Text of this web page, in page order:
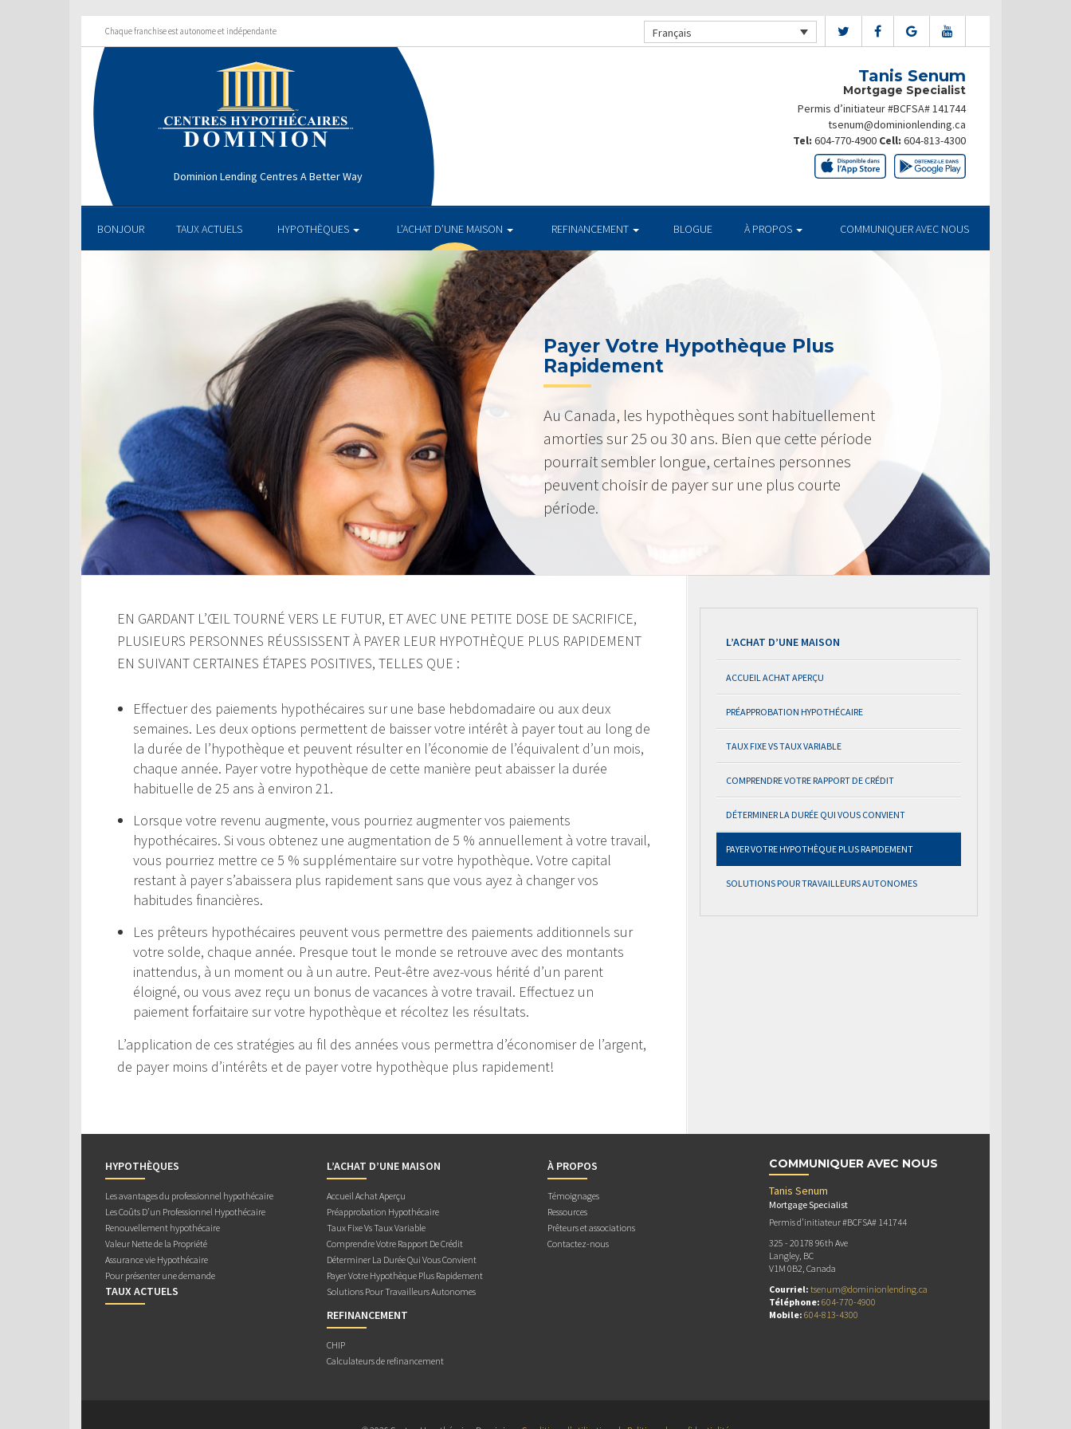
Chaque franchise est autonome et indépendante Français
Dominion Lending Centres A Better Way
Tanis Senum
Mortgage Specialist
Permis d’initiateur #BCFSA# 141744
tsenum@dominionlending.ca
Tel: 604-770-4900 Cell: 604-813-4300
BONJOUR TAUX ACTUELS HYPOTHÈQUES L’ACHAT D’UNE MAISON REFINANCEMENT BLOGUE À PROPOS COMMUNIQUER AVEC NOUS
Payer Votre Hypothèque Plus
Rapidement
Au Canada, les hypothèques sont habituellement
amorties sur 25 ou 30 ans. Bien que cette période
pourrait sembler longue, certaines personnes
peuvent choisir de payer sur une plus courte
période.
EN GARDANT L’ŒIL TOURNÉ VERS LE FUTUR, ET AVEC UNE PETITE DOSE DE SACRIFICE,
PLUSIEURS PERSONNES RÉUSSISSENT À PAYER LEUR HYPOTHÈQUE PLUS RAPIDEMENT
EN SUIVANT CERTAINES ÉTAPES POSITIVES, TELLES QUE :
Effectuer des paiements hypothécaires sur une base hebdomadaire ou aux deux
semaines. Les deux options permettent de baisser votre intérêt à payer tout au long de
la durée de l’hypothèque et peuvent résulter en l’économie de l’équivalent d’un mois,
chaque année. Payer votre hypothèque de cette manière peut abaisser la durée
habituelle de 25 ans à environ 21.
Lorsque votre revenu augmente, vous pourriez augmenter vos paiements
hypothécaires. Si vous obtenez une augmentation de 5 % annuellement à votre travail,
vous pourriez mettre ce 5 % supplémentaire sur votre hypothèque. Votre capital
restant à payer s’abaissera plus rapidement sans que vous ayez à changer vos
habitudes financières.
Les prêteurs hypothécaires peuvent vous permettre des paiements additionnels sur
votre solde, chaque année. Presque tout le monde se retrouve avec des montants
inattendus, à un moment ou à un autre. Peut-être avez-vous hérité d’un parent
éloigné, ou vous avez reçu un bonus de vacances à votre travail. Effectuez un
paiement forfaitaire sur votre hypothèque et récoltez les résultats.
L’application de ces stratégies au fil des années vous permettra d’économiser de l’argent,
de payer moins d’intérêts et de payer votre hypothèque plus rapidement!
L’ACHAT D’UNE MAISON
ACCUEIL ACHAT APERÇU
PRÉAPPROBATION HYPOTHÉCAIRE
TAUX FIXE VS TAUX VARIABLE
COMPRENDRE VOTRE RAPPORT DE CRÉDIT
DÉTERMINER LA DURÉE QUI VOUS CONVIENT
PAYER VOTRE HYPOTHÈQUE PLUS RAPIDEMENT
SOLUTIONS POUR TRAVAILLEURS AUTONOMES
HYPOTHÈQUES
Les avantages du professionnel hypothécaire
Les Coûts D’un Professionnel Hypothécaire
Renouvellement hypothécaire
Valeur Nette de la Propriété
Assurance vie Hypothécaire
Pour présenter une demande
TAUX ACTUELS
L’ACHAT D’UNE MAISON
Accueil Achat Aperçu
Préapprobation Hypothécaire
Taux Fixe Vs Taux Variable
Comprendre Votre Rapport De Crédit
Déterminer La Durée Qui Vous Convient
Payer Votre Hypothèque Plus Rapidement
Solutions Pour Travailleurs Autonomes
REFINANCEMENT
CHIP
Calculateurs de refinancement
À PROPOS
Témoignages
Ressources
Prêteurs et associations
Contactez-nous
COMMUNIQUER AVEC NOUS
Tanis Senum
Mortgage Specialist
Permis d’initiateur #BCFSA# 141744
325 - 20178 96th Ave
Langley, BC
V1M 0B2, Canada
Courriel: tsenum@dominionlending.ca
Téléphone: 604-770-4900
Mobile: 604-813-4300